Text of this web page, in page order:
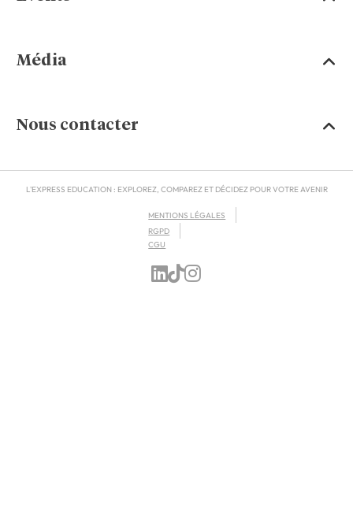
Média
Nous contacter
L'EXPRESS EDUCATION : EXPLOREZ, COMPAREZ ET DÉCIDEZ POUR VOTRE AVENIR
MENTIONS LÉGALES
RGPD
CGU